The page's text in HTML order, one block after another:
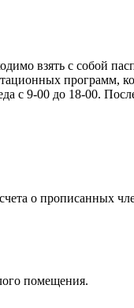
взять с собой
программ,
с 9-00 до 18-00.
о прописанных
помещения.